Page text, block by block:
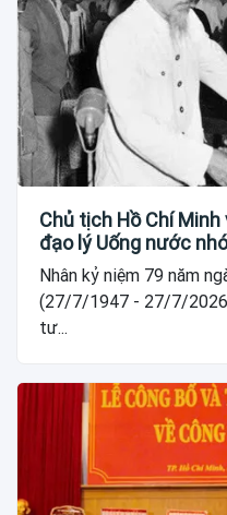
Chủ tịch Hồ Chí
đạo lý Uống nước
Nhân kỷ niệm 79 năm
(27/7/1947 - 27/7/
tư...